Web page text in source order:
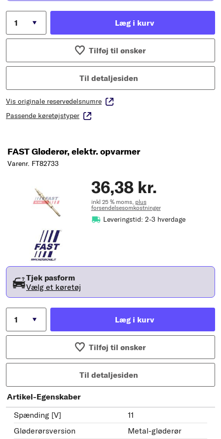
Læg i kurv
Tilføj til ønsker
Til detaljesiden
Vis originale reservedelsnumre
Passende køretøjstyper
FAST Gløderør, elektr. opvarmer
Varenr. FT82733
36,38 kr.
inkl 25 % moms, plus
forsendelsesomkostninger
Leveringstid: 2-3 hverdage
Tjek pasform
Vælg et køretøj
Læg i kurv
Tilføj til ønsker
Til detaljesiden
Artikel-Egenskaber
Spænding [V]
11
Gløderørsversion
Metal-gløderør